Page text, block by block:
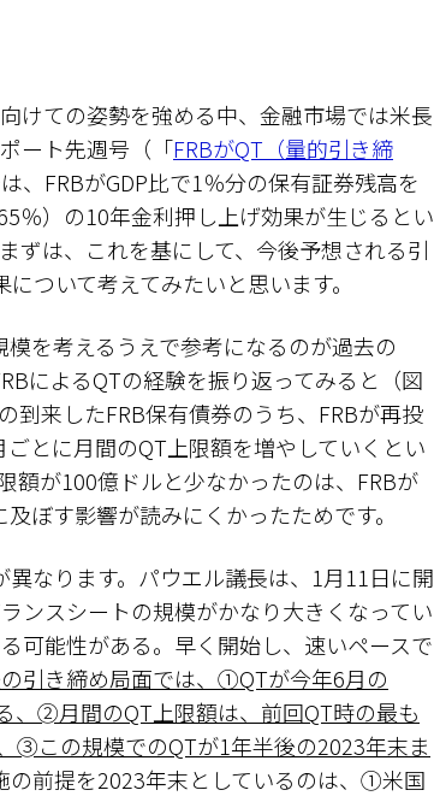
けての姿勢を強める中、金融市場では米長
ート先週号（「FRBがQT（量的引き締
、FRBがGDP比で1％分の保有証券残高を
％）の10年金利押し上げ効果が生じるとい
ずは、これを基にして、今後予想される引
ついて考えてみたいと思います。
を考えるうえで参考になるのが過去の
によるQTの経験を振り返ってみると（図
到来したFRB保有債券のうち、FRBが再投
とに月間のQT上限額を増やしていくとい
額が100億ドルと少なかったのは、FRBが
ぼす影響が読みにくかったためです。
なります。パウエル議長は、1月11日に開
ンスシートの規模がかなり大きくなってい
可能性がある。早く開始し、速いペースで
引き締め局面では、①QTが今年6月の
、➁月間のQT上限額は、前回QT時の最も
➂この規模でのQTが1年半後の2023年末ま
の前提を2023年末としているのは、①米国